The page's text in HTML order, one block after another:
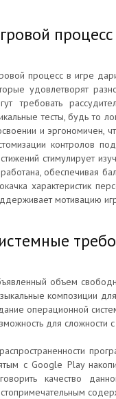
процесс
процесс в игре
удовлетворят
требовать
тесты, будь то
и эргономичен,
контролов
стимулирует
обеспечивая
характеристик
мотивацию
объем
композиции
операционной
для сложности
с Google Play
качество